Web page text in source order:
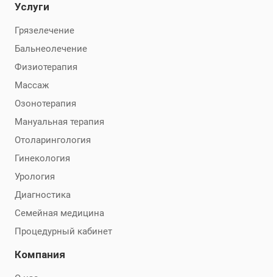
Услуги
Грязелечение
Бальнеолечение
Физиотерапия
Массаж
Озонотерапия
Мануальная терапия
Отоларингология
Гинекология
Урология
Диагностика
Семейная медицина
Процедурный кабинет
Компания